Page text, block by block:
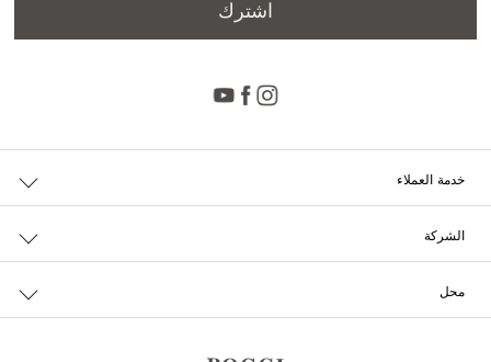
اشترك
خدمة العملاء
الدفع
إرجاع مجاني
الشركة
محل